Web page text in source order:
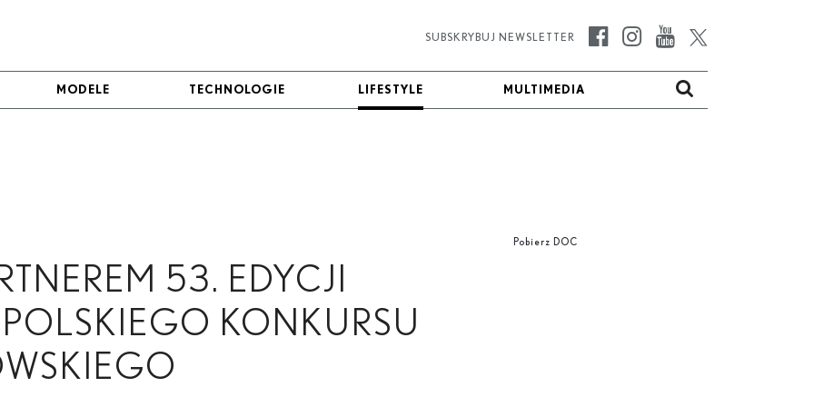
MODELE TECHNOLOGIE LIFESTYLE MULTIMEDIA
SUBSKRYBUJ NEWSLETTER
MODELE TECHNOLOGIE LIFESTYLE MULTIMEDIA
Pobierz DOC
53. EDYCJI
KONKURSU